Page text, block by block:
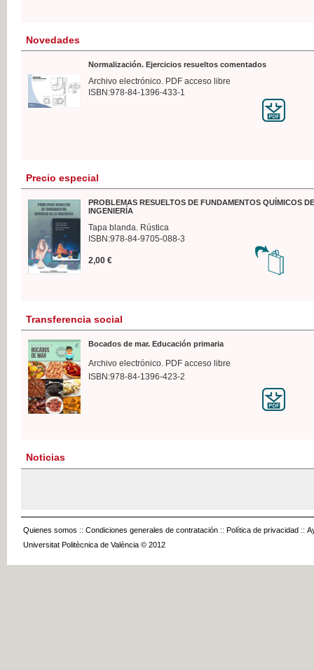
Novedades
Normalización. Ejercicios resueltos comentados
Archivo electrónico. PDF acceso libre
ISBN:978-84-1396-433-1
Precio especial
PROBLEMAS RESUELTOS DE FUNDAMENTOS QUÍMICOS
INGENIERÍA
Tapa blanda. Rústica
ISBN:978-84-9705-088-3
2,00 €
Transferencia social
Bocados de mar. Educación primaria
Archivo electrónico. PDF acceso libre
ISBN:978-84-1396-423-2
Noticias
Quienes somos :: Condiciones generales de contratación :: Política de privacidad ::
Universitat Politècnica de València © 2012